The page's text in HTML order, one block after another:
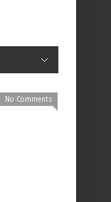
No Comments